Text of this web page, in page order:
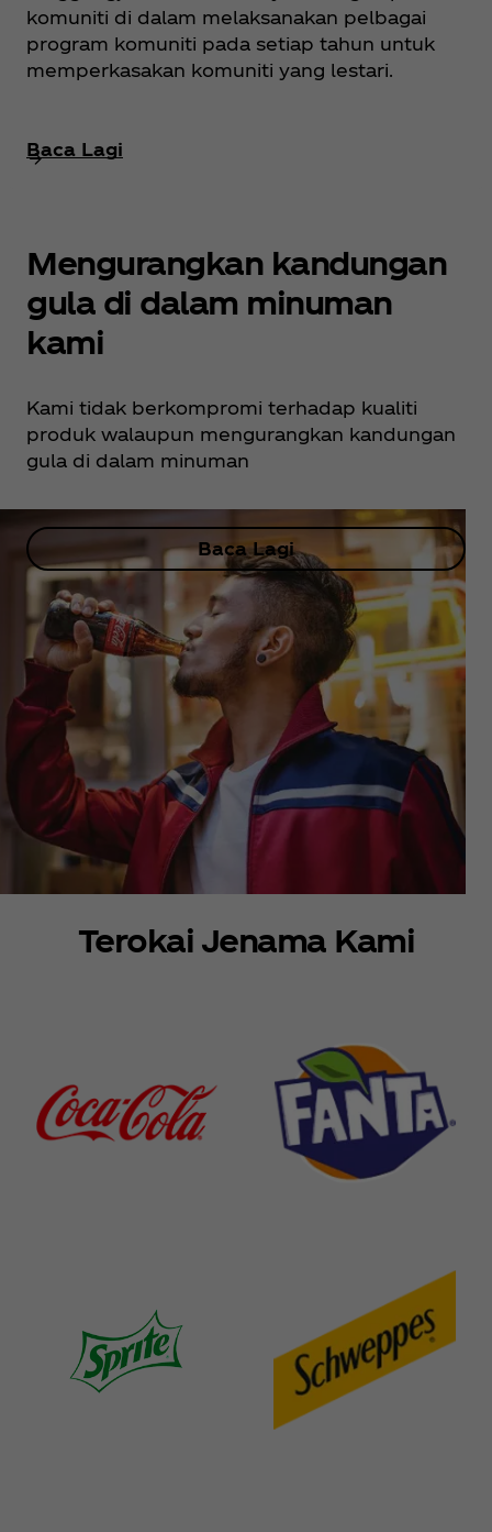
komuniti di dalam melaksanakan pelbagai
program komuniti pada setiap tahun untuk
memperkasakan komuniti yang lestari.
Baca Lagi
Mengurangkan kandungan
gula di dalam minuman
kami
Kami tidak berkompromi terhadap kualiti
produk walaupun mengurangkan kandungan
gula di dalam minuman
Baca Lagi
Terokai Jenama Kami